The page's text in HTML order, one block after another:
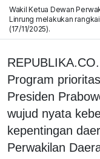
Wakil Ketua Dewan
Linrung melakukan
(17/11/2025).
Program
Presiden
wujud nyata
kepentingan
Perwakilan